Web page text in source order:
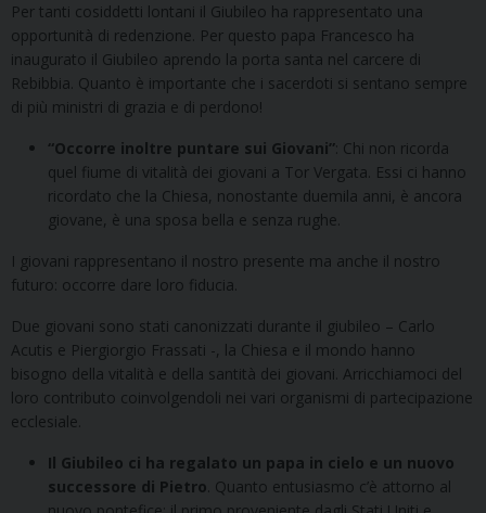
Per tanti cosiddetti lontani il Giubileo ha rappresentato una
opportunità di redenzione. Per questo papa Francesco ha
inaugurato il Giubileo aprendo la porta santa nel carcere di
Rebibbia. Quanto è importante che i sacerdoti si sentano sempre
di più ministri di grazia e di perdono!
“Occorre inoltre puntare sui Giovani” : Chi non ricorda
quel fiume di vitalità dei giovani a Tor Vergata. Essi ci hanno
ricordato che la Chiesa, nonostante duemila anni, è ancora
giovane, è una sposa bella e senza rughe.
I giovani rappresentano il nostro presente ma anche il nostro
futuro: occorre dare loro fiducia.
Due giovani sono stati canonizzati durante il giubileo – Carlo
Acutis e Piergiorgio Frassati -, la Chiesa e il mondo hanno
bisogno della vitalità e della santità dei giovani. Arricchiamoci del
loro contributo coinvolgendoli nei vari organismi di partecipazione
ecclesiale.
Il Giubileo ci ha regalato un papa in cielo e un nuovo
successore di Pietro . Quanto entusiasmo c’è attorno al